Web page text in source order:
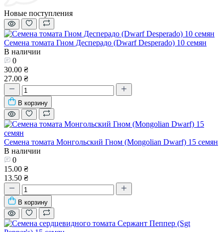
Новые поступления
Семена томата Гном Десперадо (Dwarf Desperado) 10 семян
В наличии
0
30.00 ₴
27.00 ₴
В корзину
Семена томата Монгольский Гном (Mongolian Dwarf) 15 семян
В наличии
0
15.00 ₴
13.50 ₴
В корзину